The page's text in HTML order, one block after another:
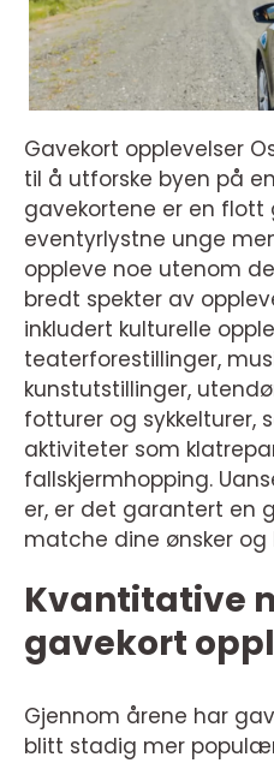
Gavekort opplevelser
til å utforske byen på
gavekortene er en flott
eventyrlystne unge
oppleve noe utenom
bredt spekter av
inkludert kulturelle
teaterforestillinger,
kunstutstillinger,
fotturer og sykkelturer,
aktiviteter som
fallskjermhopping.
er, er det garantert en
matche dine ønsker og
Kvantitative
gavekort
Gjennom årene har
blitt stadig mer